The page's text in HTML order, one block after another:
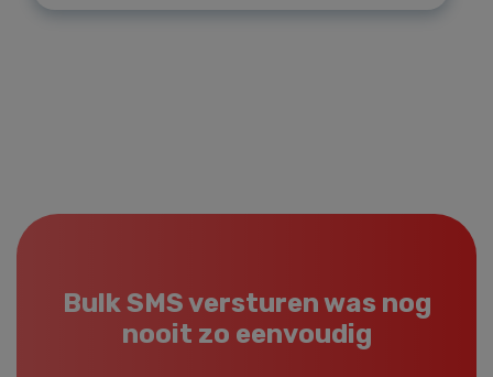
Bulk SMS versturen was nog
nooit zo eenvoudig